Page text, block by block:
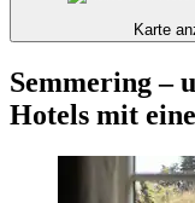
Karte
Semmering –
Hotels mit